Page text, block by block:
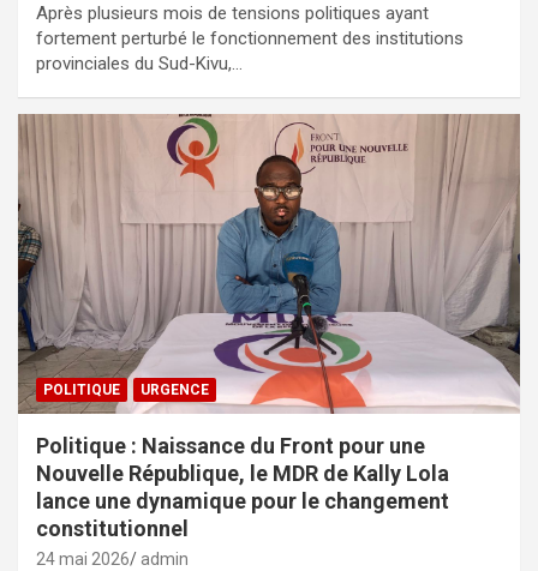
Après plusieurs mois de tensions politiques ayant
fortement perturbé le fonctionnement des institutions
provinciales du Sud-Kivu,…
POLITIQUE URGENCE
Politique : Naissance du Front pour une
Nouvelle République, le MDR de Kally Lola
lance une dynamique pour le changement
constitutionnel
24 mai 2026 admin